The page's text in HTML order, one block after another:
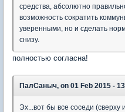
средства, абсолютно
возможность сократить
уверенными, но и сделать
снизу.
полностью согласна!
ПалСаныч, on 01 Feb 2015 -
Эх...вот бы все соседи (сверху